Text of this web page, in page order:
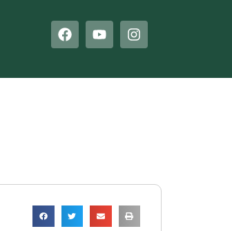
F
a
b
Y
o
u
I
n
a